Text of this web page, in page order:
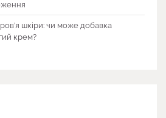
шкіри: чи може добавка
крем?